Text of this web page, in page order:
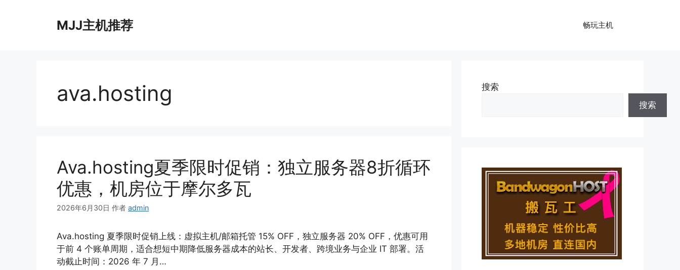
MJJ主机推荐 畅玩主机
ava.hosting
Ava.hosting夏季限时促销：独立服务器8折循环
优惠，机房位于摩尔多瓦
2026年6月30日 作者 admin
Ava.hosting 夏季限时促销上线：虚拟主机/邮箱托管 15% OFF，独立服务器 20% OFF，优惠可用
于前 4 个账单周期，适合想短中期降低服务器成本的站长、开发者、跨境业务与企业 IT 部署。活
动截止时间：2026 年 7 月…
搜索
搜索